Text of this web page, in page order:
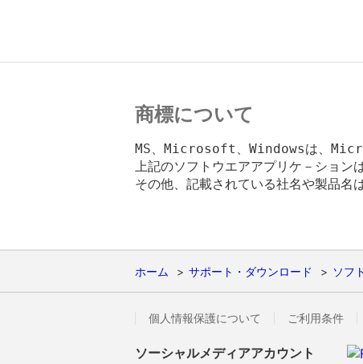
商標について
MS、Microsoft、Windowsは、
上記のソフトウエアアプリケ－ション
その他、記載されている社名や製品名
ホーム サポート・ダウンロード ソフ
個人情報保護について ご利用条件
ソーシャルメディアアカウント